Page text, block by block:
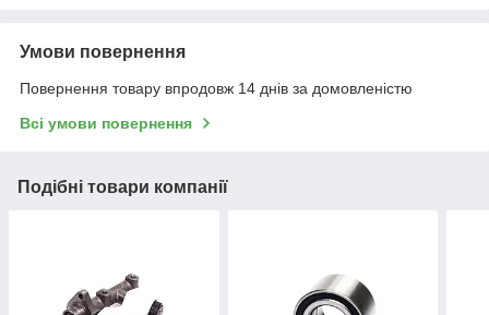
Умови повернення
Повернення товару впродовж 14 днів за домовленістю
Всі умови повернення
Подібні товари компанії